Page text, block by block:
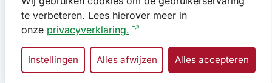
te verbeteren. Lees hierover meer in
onze privacyverklaring.
Instellingen Alles afwijzen Alles accepteren